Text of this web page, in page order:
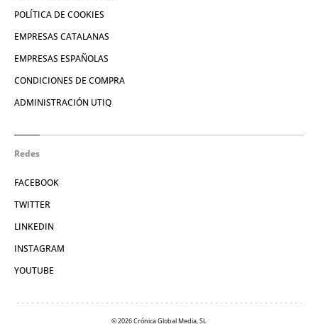
POLÍTICA DE COOKIES
EMPRESAS CATALANAS
EMPRESAS ESPAÑOLAS
CONDICIONES DE COMPRA
ADMINISTRACIÓN UTIQ
Redes
FACEBOOK
TWITTER
LINKEDIN
INSTAGRAM
YOUTUBE
© 2026 Crónica Global Media, SL